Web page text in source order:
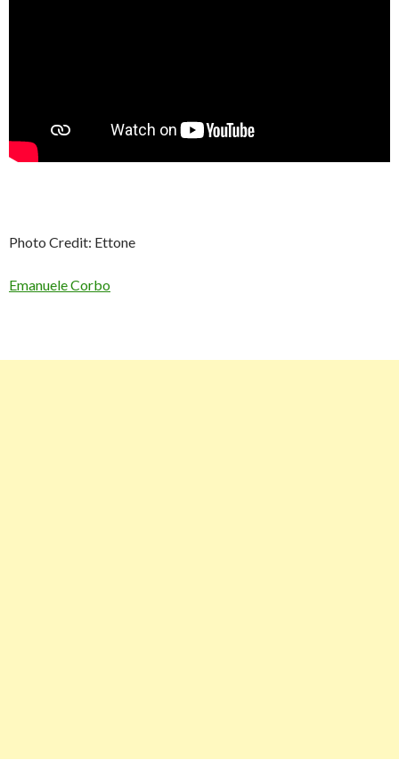
Photo Credit: Ettone
Emanuele Corbo